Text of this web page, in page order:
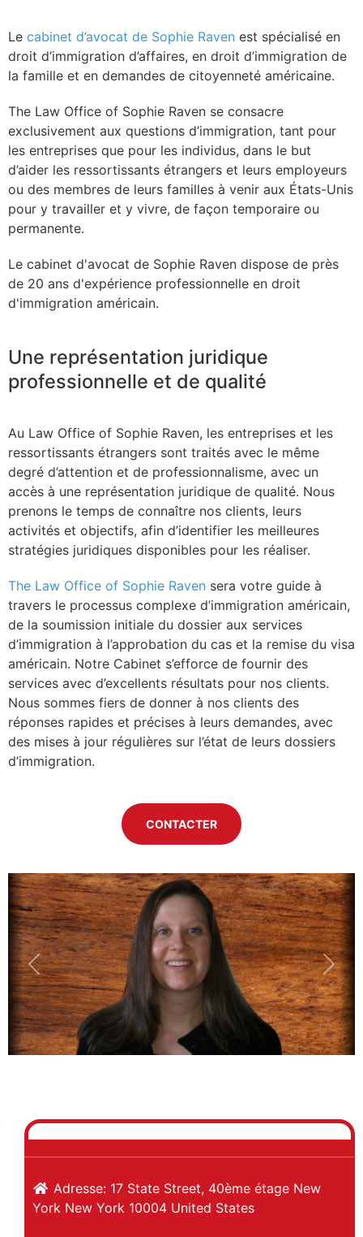
Le cabinet d’avocat de Sophie Raven est spécialisé en
droit d’immigration d’affaires, en droit d’immigration de
la famille et en demandes de citoyenneté américaine.
The Law Office of Sophie Raven se consacre
exclusivement aux questions d’immigration, tant pour
les entreprises que pour les individus, dans le but
d’aider les ressortissants étrangers et leurs employeurs
ou des membres de leurs familles à venir aux États-Unis
pour y travailler et y vivre, de façon temporaire ou
permanente.
Le cabinet d'avocat de Sophie Raven dispose de près
de 20 ans d'expérience professionnelle en droit
d'immigration américain.
Une représentation juridique
professionnelle et de qualité
Au Law Office of Sophie Raven, les entreprises et les
ressortissants étrangers sont traités avec le même
degré d’attention et de professionnalisme, avec un
accès à une représentation juridique de qualité. Nous
prenons le temps de connaître nos clients, leurs
activités et objectifs, afin d’identifier les meilleures
stratégies juridiques disponibles pour les réaliser.
The Law Office of Sophie Raven sera votre guide à
travers le processus complexe d’immigration américain,
de la soumission initiale du dossier aux services
d’immigration à l’approbation du cas et la remise du visa
américain. Notre Cabinet s’efforce de fournir des
services avec d’excellents résultats pour nos clients.
Nous sommes fiers de donner à nos clients des
réponses rapides et précises à leurs demandes, avec
des mises à jour régulières sur l’état de leurs dossiers
d’immigration.
CONTACTER
Previous Next
Adresse: 17 State Street, 40ème étage New
York New York 10004 United States